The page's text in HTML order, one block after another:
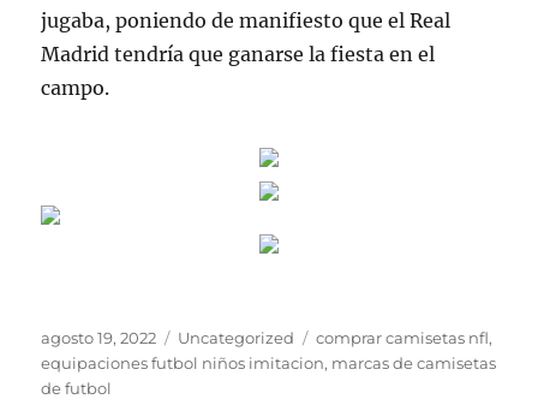
jugaba, poniendo de manifiesto que el Real
Madrid tendría que ganarse la fiesta en el
campo.
Publicado
el
agosto 19, 2022 Categorías
Uncategorized Etiquetas
comprar camisetas nfl,
equipaciones futbol niños imitacion, marcas de camisetas
de futbol